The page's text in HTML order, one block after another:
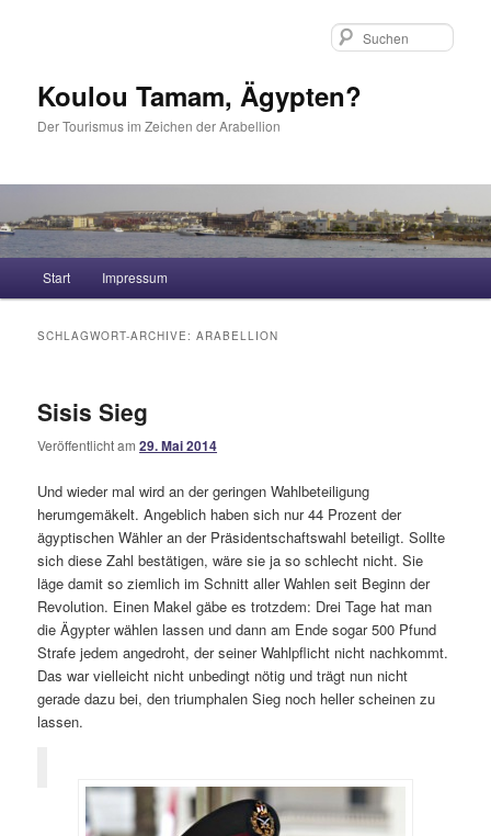
Koulou Tamam, Ägypten?
Der Tourismus im Zeichen der Arabellion
Zum Inhalt wechseln
Zum sekundären Inhalt wechseln
Start Impressum
SCHLAGWORT-ARCHIVE:ARABELLION
Sisis Sieg
Veröffentlicht am29. Mai 2014
Und wieder mal wird an der geringen Wahlbeteiligung
herumgemäkelt. Angeblich haben sich nur 44 Prozent der
ägyptischen Wähler an der Präsidentschaftswahl beteiligt. Sollte
sich diese Zahl bestätigen, wäre sie ja so schlecht nicht. Sie
läge damit so ziemlich im Schnitt aller Wahlen seit Beginn der
Revolution. Einen Makel gäbe es trotzdem: Drei Tage hat man
die Ägypter wählen lassen und dann am Ende sogar 500 Pfund
Strafe jedem angedroht, der seiner Wahlpflicht nicht nachkommt.
Das war vielleicht nicht unbedingt nötig und trägt nun nicht
gerade dazu bei, den triumphalen Sieg noch heller scheinen zu
lassen.